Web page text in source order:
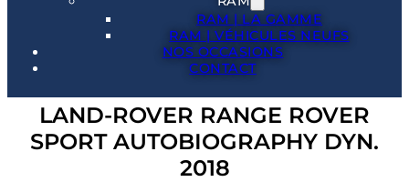
RAM | LA GAMME
RAM | VÉHICULES NEUFS
NOS OCCASIONS
CONTACT
LAND-ROVER RANGE ROVER
SPORT AUTOBIOGRAPHY DYN.
2018